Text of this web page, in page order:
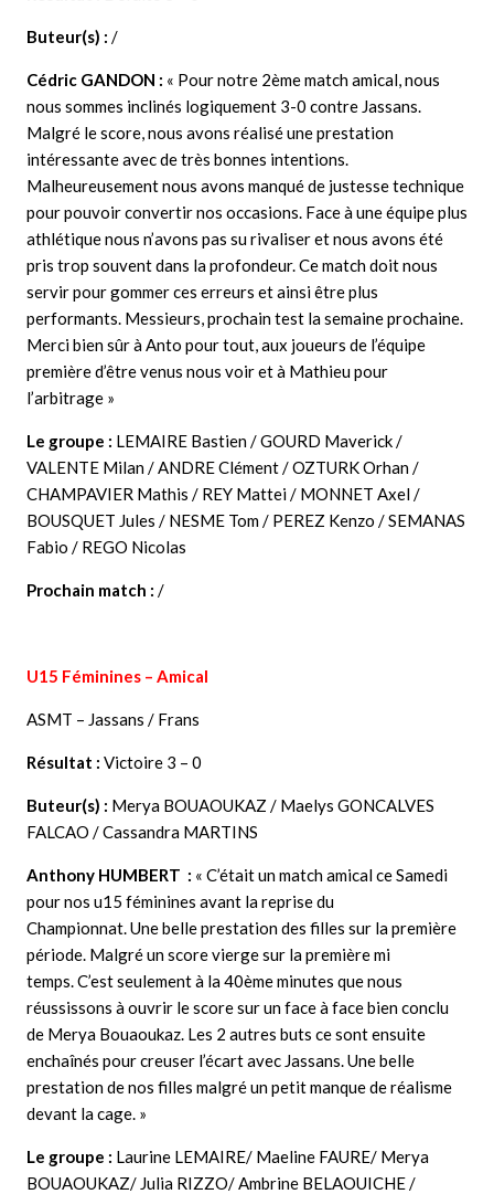
Buteur(s) : /
Cédric GANDON : « Pour notre 2ème match amical, nous
nous sommes inclinés logiquement 3-0 contre Jassans.
Malgré le score, nous avons réalisé une prestation
intéressante avec de très bonnes intentions.
Malheureusement nous avons manqué de justesse technique
pour pouvoir convertir nos occasions. Face à une équipe plus
athlétique nous n’avons pas su rivaliser et nous avons été
pris trop souvent dans la profondeur. Ce match doit nous
servir pour gommer ces erreurs et ainsi être plus
performants. Messieurs, prochain test la semaine prochaine.
Merci bien sûr à Anto pour tout, aux joueurs de l’équipe
première d’être venus nous voir et à Mathieu pour
l’arbitrage »
Le groupe : LEMAIRE Bastien / GOURD Maverick /
VALENTE Milan / ANDRE Clément / OZTURK Orhan /
CHAMPAVIER Mathis / REY Mattei / MONNET Axel /
BOUSQUET Jules / NESME Tom / PEREZ Kenzo / SEMANAS
Fabio / REGO Nicolas
Prochain match : /
U15 Féminines – Amical
ASMT – Jassans / Frans
Résultat : Victoire 3 – 0
Buteur(s) : Merya BOUAOUKAZ / Maelys GONCALVES
FALCAO / Cassandra MARTINS
Anthony HUMBERT : « C’était un match amical ce Samedi
pour nos u15 féminines avant la reprise du
Championnat. Une belle prestation des filles sur la première
période. Malgré un score vierge sur la première mi
temps. C’est seulement à la 40ème minutes que nous
réussissons à ouvrir le score sur un face à face bien conclu
de Merya Bouaoukaz. Les 2 autres buts ce sont ensuite
enchaînés pour creuser l’écart avec Jassans. Une belle
prestation de nos filles malgré un petit manque de réalisme
devant la cage. »
Le groupe : Laurine LEMAIRE/ Maeline FAURE/ Merya
BOUAOUKAZ/ Julia RIZZO/ Ambrine BELAOUICHE /